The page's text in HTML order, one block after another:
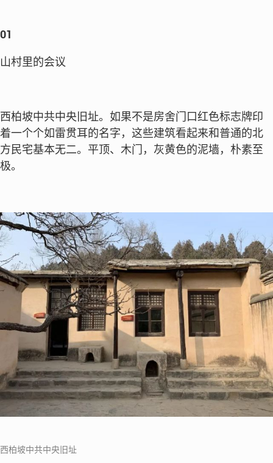
01
山村里的会议
西柏坡中共中央旧址。如果不是房舍门口红色标志牌印
着一个个如雷贯耳的名字，这些建筑看起来和普通的北
方民宅基本无二。平顶、木门，灰黄色的泥墙，朴素至
极。
西柏坡中共中央旧址